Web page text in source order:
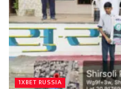
1XBET RUSSIA